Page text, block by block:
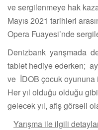
ve sergilenmeye hak
Mayıs 2021 tarihleri
Opera Fuayesi’nde
Denizbank yarışmada
tablet hediye ederken;
ve İDOB çocuk
Her yıl olduğu olduğu
gelecek yıl, afiş görseli
Yarışma ile ilgili